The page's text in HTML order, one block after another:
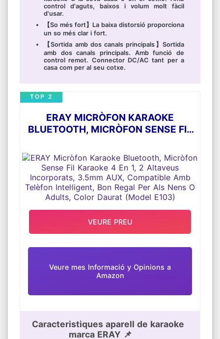
control d'aguts, baixos i volum molt fàcil
d'usar.
【So més fort】La baixa distorsió proporciona
un so més clar i fort.
【Sortida amb dos canals principals】Sortida
amb dos canals principals. Amb funció de
control remot. Connector DC/AC tant per a
casa com per al seu cotxe.
ERAY MICRÒFON KARAOKE
BLUETOOTH, MICRÒFON SENSE FIL
INCORPORATS, 3.5MM AUX,
COMPATIBLE AMB TELÈFON
INTEL·LIGENT, BON REGAL PER ALS
NENS O ADULTS, COLOR DAURAT
(MODEL E103)
TOP 2
Veure mes Informació y Opinions a
Amazon
Caracteristiques aparell de karaoke
marca ERAY 📌
VEURE PREU